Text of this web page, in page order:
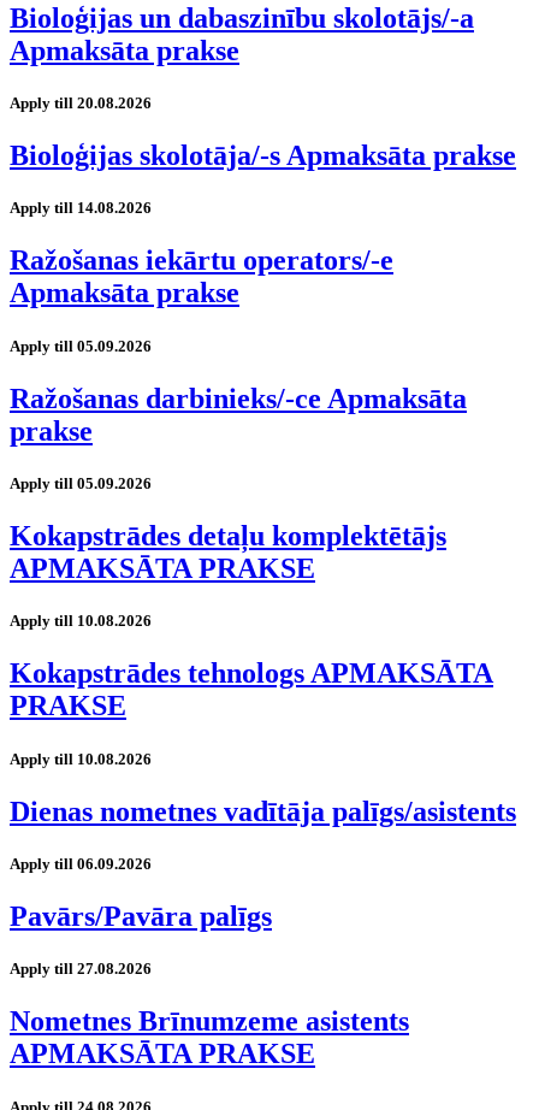
Bioloģijas un dabaszinību skolotājs/-a
Apmaksāta prakse
Apply till 20.08.2026
Bioloģijas skolotāja/-s Apmaksāta prakse
Apply till 14.08.2026
Ražošanas iekārtu operators/-e
Apmaksāta prakse
Apply till 05.09.2026
Ražošanas darbinieks/-ce Apmaksāta
prakse
Apply till 05.09.2026
Kokapstrādes detaļu komplektētājs
APMAKSĀTA PRAKSE
Apply till 10.08.2026
Kokapstrādes tehnologs APMAKSĀTA
PRAKSE
Apply till 10.08.2026
Dienas nometnes vadītāja palīgs/asistents
Apply till 06.09.2026
Pavārs/Pavāra palīgs
Apply till 27.08.2026
Nometnes Brīnumzeme asistents
APMAKSĀTA PRAKSE